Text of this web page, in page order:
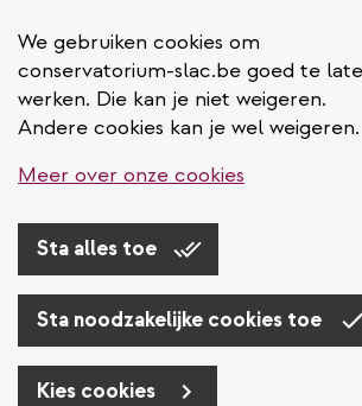
We gebruiken cookies om
conservatorium-slac.be goed te
werken. Die kan je niet weigeren.
Andere cookies kan je wel weigeren.
Meer over onze cookies
Sta alles toe
Sta noodzakelijke cookies toe
Kies cookies